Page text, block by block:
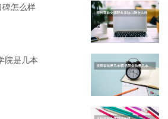
怎么样
院是几本